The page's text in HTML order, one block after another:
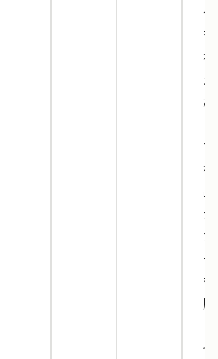
え
用